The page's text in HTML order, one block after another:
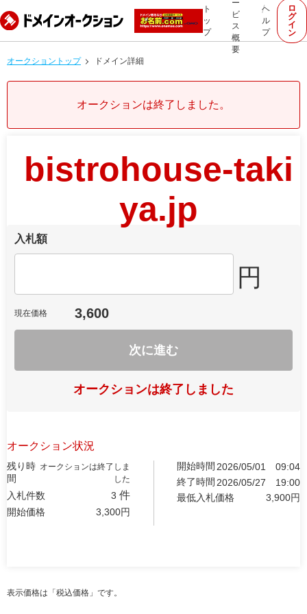
ト
ッ
プ
ー
ビ
ス
概
要
ヘ
ル
プ
ロ
グ
イ
ン
オークショントップ ドメイン詳細
オークションは終了しました。
bistrohouse-taki
ya.jp
入札額
円
現在価格 3,600
次に進む
オークションは終了しました
オークション状況
残り時
間
オークションは終了しま
した
入札件数 3 件
開始価格 3,300円
開始時間 2026/05/01
09:04
終了時間 2026/05/27
19:00
最低入札価格
3,900円
表示価格は「税込価格」です。